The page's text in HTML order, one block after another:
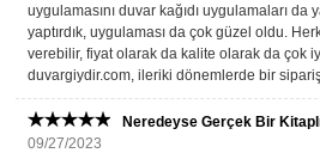
uygulamasını duvar kağıdı uygulamaları
yaptırdık, uygulaması da çok güzel oldu.
verebilir, fiyat olarak da kalite olarak da çok
duvargiydir.com, ileriki dönemlerde bir
Neredeyse Gerçek Bir
09/27/2023